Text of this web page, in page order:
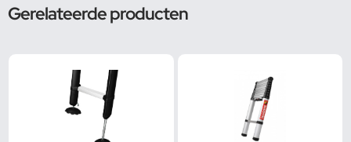
Gerelateerde producten